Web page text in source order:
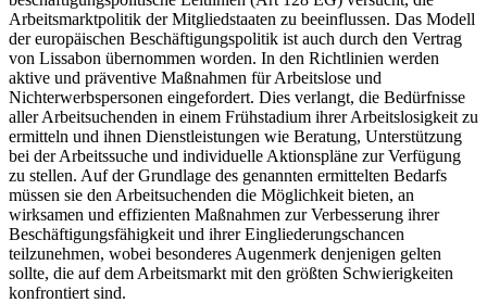
Arbeitsmarktpolitik der Mitgliedstaaten zu beeinflussen. Das Modell
der europäischen Beschäftigungspolitik ist auch durch den Vertrag
von Lissabon übernommen worden. In den Richtlinien werden
aktive und präventive Maßnahmen für Arbeitslose und
Nichterwerbspersonen eingefordert. Dies verlangt, die Bedürfnisse
aller Arbeitsuchenden in einem Frühstadium ihrer Arbeitslosigkeit zu
ermitteln und ihnen Dienstleistungen wie Beratung, Unterstützung
bei der Arbeitssuche und individuelle Aktionspläne zur Verfügung
zu stellen. Auf der Grundlage des genannten ermittelten Bedarfs
müssen sie den Arbeitsuchenden die Möglichkeit bieten, an
wirksamen und effizienten Maßnahmen zur Verbesserung ihrer
Beschäftigungsfähigkeit und ihrer Eingliederungschancen
teilzunehmen, wobei besonderes Augenmerk denjenigen gelten
sollte, die auf dem Arbeitsmarkt mit den größten Schwierigkeiten
konfrontiert sind.